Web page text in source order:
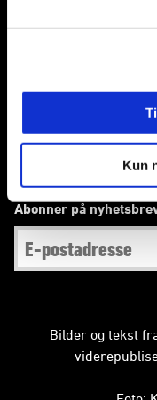
Kun
E-post:bg@glimt.no
Abonner på
Bilder og tekst